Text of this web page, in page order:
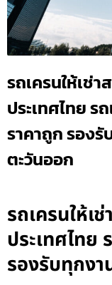
รถเครนให้เช่
ประเทศไทย ร
ราคาถูก รอง
ตะวันออก
รถเครนให้เ
ประเทศไทย
รองรับทุกง